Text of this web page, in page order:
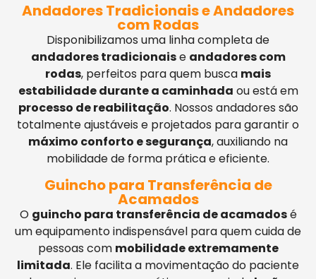
Andadores Tradicionais e Andadores
com Rodas
Disponibilizamos uma linha completa de
andadores tradicionaise andadores com
rodas, perfeitos para quem busca mais
estabilidade durante a caminhada ou está em
processo de reabilitação. Nossos andadores são
totalmente ajustáveis e projetados para garantir o
máximo conforto e segurança, auxiliando na
mobilidade de forma prática e eficiente.
Guincho para Transferência de
Acamados
O guincho para transferência de acamadosé
um equipamento indispensável para quem cuida de
pessoas com mobilidade extremamente
limitada. Ele facilita a movimentação do paciente